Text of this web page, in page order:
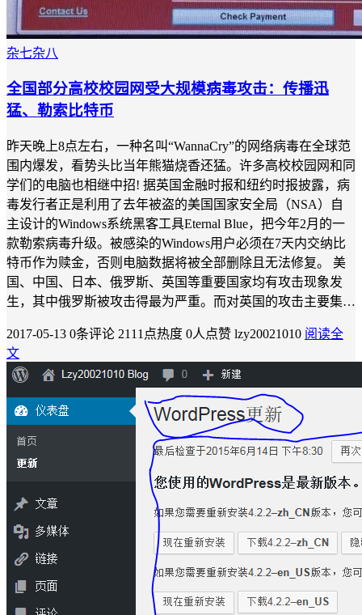
杂七杂八
全国部分高校校园网受大规模病毒攻击：传播迅
猛、勒索比特币
昨天晚上8点左右，一种名叫“WannaCry”的网络病毒在全球范
围内爆发，看势头比当年熊猫烧香还猛。许多高校校园网和同
学们的电脑也相继中招! 据英国金融时报和纽约时报披露，病
毒发行者正是利用了去年被盗的美国国家安全局（NSA）自
主设计的Windows系统黑客工具Eternal Blue，把今年2月的一
款勒索病毒升级。被感染的Windows用户必须在7天内交纳比
特币作为赎金，否则电脑数据将被全部删除且无法修复。 美
国、中国、日本、俄罗斯、英国等重要国家均有攻击现象发
生，其中俄罗斯被攻击得最为严重。而对英国的攻击主要集…
2017-05-13 0条评论 2111点热度 0人点赞 lzy20021010 阅读全
文